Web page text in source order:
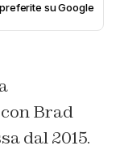
su Google
Brad
dal 2015.